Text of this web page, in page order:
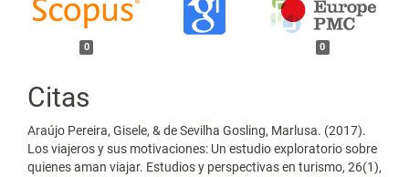
0 0
Citas
Araújo Pereira, Gisele, & de Sevilha Gosling, Marlusa. (2017).
Los viajeros y sus motivaciones: Un estudio exploratorio sobre
quienes aman viajar. Estudios y perspectivas en turismo, 26(1),